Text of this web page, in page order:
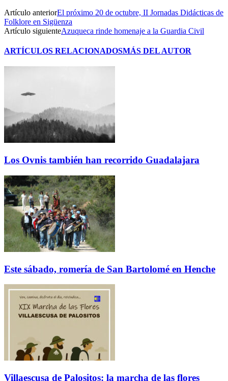
Artículo anteriorEl próximo 20 de octubre, II Jornadas Didácticas de
Folklore en Sigüenza
Artículo siguienteAzuqueca rinde homenaje a la Guardia Civil
ARTÍCULOS RELACIONADOSMÁS DEL AUTOR
Los Ovnis también han recorrido Guadalajara
Este sábado, romería de San Bartolomé en Henche
Villaescusa de Palositos: la marcha de las flores